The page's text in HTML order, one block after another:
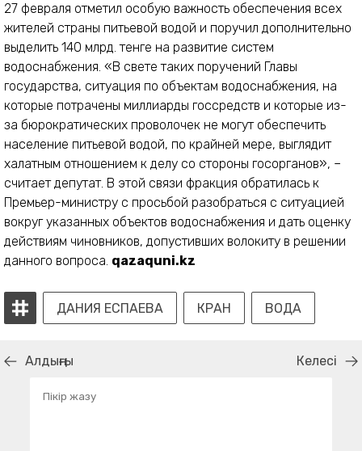
27 февраля отметил особую важность обеспечения всех
жителей страны питьевой водой и поручил дополнительно
выделить 140 млрд. тенге на развитие систем
водоснабжения. «В свете таких поручений Главы
государства, ситуация по объектам водоснабжения, на
которые потрачены миллиарды госсредств и которые из-
за бюрократических проволочек не могут обеспечить
население питьевой водой, по крайней мере, выглядит
халатным отношением к делу со стороны госорганов», –
считает депутат. В этой связи фракция обратилась к
Премьер-министру с просьбой разобраться с ситуацией
вокруг указанных объектов водоснабжения и дать оценку
действиям чиновников, допустивших волокиту в решении
данного вопроса. qazaquni.kz
ДАНИЯ ЕСПАЕВА КРАН ВОДА
Алдыңғы Келесі